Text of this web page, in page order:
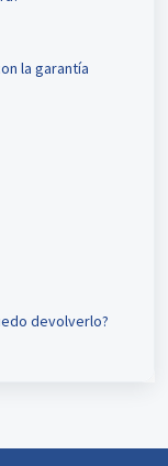
la garantía
devolverlo?